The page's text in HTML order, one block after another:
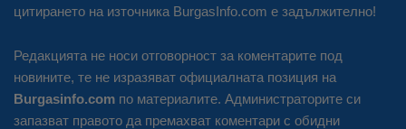
цитирането на източника BurgasInfo.com е задължително!
Редакцията не носи отговорност за коментарите под
новините, те не изразяват официалната позиция на
Burgasinfo.com по материалите. Администраторите си
запазват правото да премахват коментари с обидни